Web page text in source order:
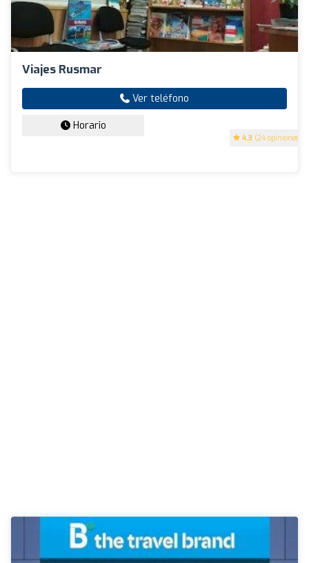
Viajes Rusmar
4.3 (24 opiniones)
Ver teléfono
Horario